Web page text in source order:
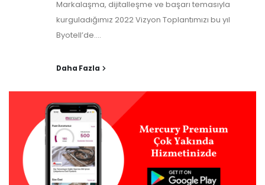
Markalaşma, dijitalleşme ve başarı temasıyla
kurguladığımız 2022 Vizyon Toplantımızı bu yıl
Byotell’de....
Daha Fazla